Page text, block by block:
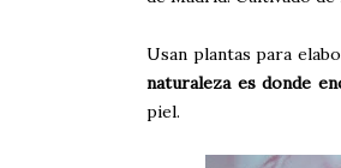
Usan plantas para
naturaleza es donde
piel.